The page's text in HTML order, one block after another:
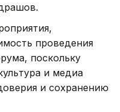
проведения
поскольку
и медиа
и сохранению